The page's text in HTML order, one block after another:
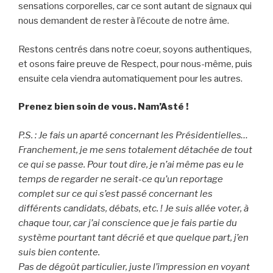
sensations corporelles, car ce sont autant de signaux qui
nous demandent de rester à l’écoute de notre âme.
Restons centrés dans notre coeur, soyons authentiques,
et osons faire preuve de Respect, pour nous-même, puis
ensuite cela viendra automatiquement pour les autres.
Prenez bien soin de vous. Nam’Asté !
P.S. : Je fais un aparté concernant les Présidentielles…
Franchement, je me sens totalement détachée de tout
ce qui se passe. Pour tout dire, je n’ai même pas eu le
temps de regarder ne serait-ce qu’un reportage
complet sur ce qui s’est passé concernant les
différents candidats, débats, etc. ! Je suis allée voter, à
chaque tour, car j’ai conscience que je fais partie du
système pourtant tant décrié et que quelque part, j’en
suis bien contente.
Pas de dégoût particulier, juste l’impression en voyant